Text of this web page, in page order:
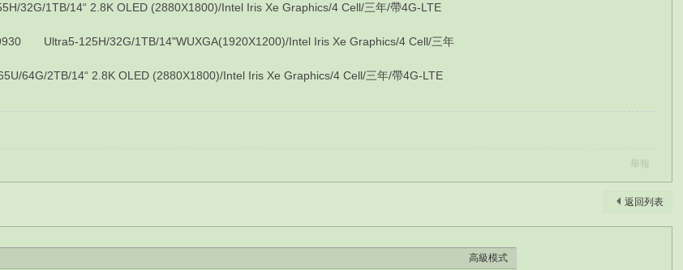
32G/1TB/14“ 2.8K OLED (2880X1800)/Intel Iris Xe Graphics/4 Cell/三年/帶4G-LTE
125H/32G/1TB/14"WUXGA(1920X1200)/Intel Iris Xe Graphics/4 Cell/三年
64G/2TB/14“ 2.8K OLED (2880X1800)/Intel Iris Xe Graphics/4 Cell/三年/帶4G-LTE
舉報
返回列表
高級模式